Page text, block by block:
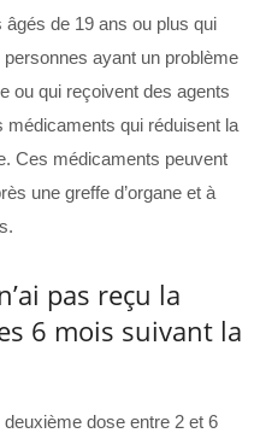
de 19 ans ou plus qui
ayant un problème
ou qui reçoivent des agents
qui réduisent la
Ces médicaments peuvent
une greffe d’organe et à
pas reçu la
6 mois suivant la
dose entre 2 et 6